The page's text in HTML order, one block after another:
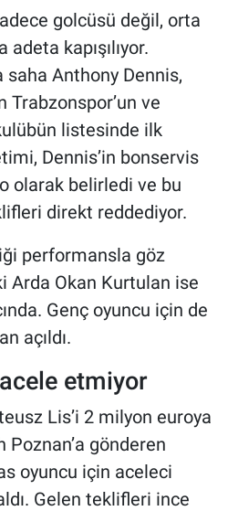
golcüsü değil, orta
adeta kapışılıyor.
Anthony Dennis,
Trabzonspor’un ve
listesinde ilk
Dennis’in bonservis
olarak belirledi ve bu
direkt reddediyor.
performansla göz
Arda Okan Kurtulan ise
Genç oyuncu için de
açıldı.
etmiyor
Lis’i 2 milyon euroya
Poznan’a gönderen
oyuncu için aceleci
Gelen teklifleri ince